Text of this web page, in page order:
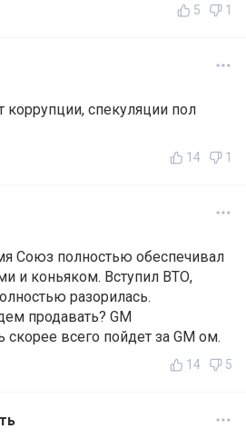
5 1
коррупции, спекуляции пол
14 1
Союз полностью обеспечивал
и коньяком. Вступил ВТО,
разорилась.
продавать? GM
скорее всего пойдет за GM ом.
14 5